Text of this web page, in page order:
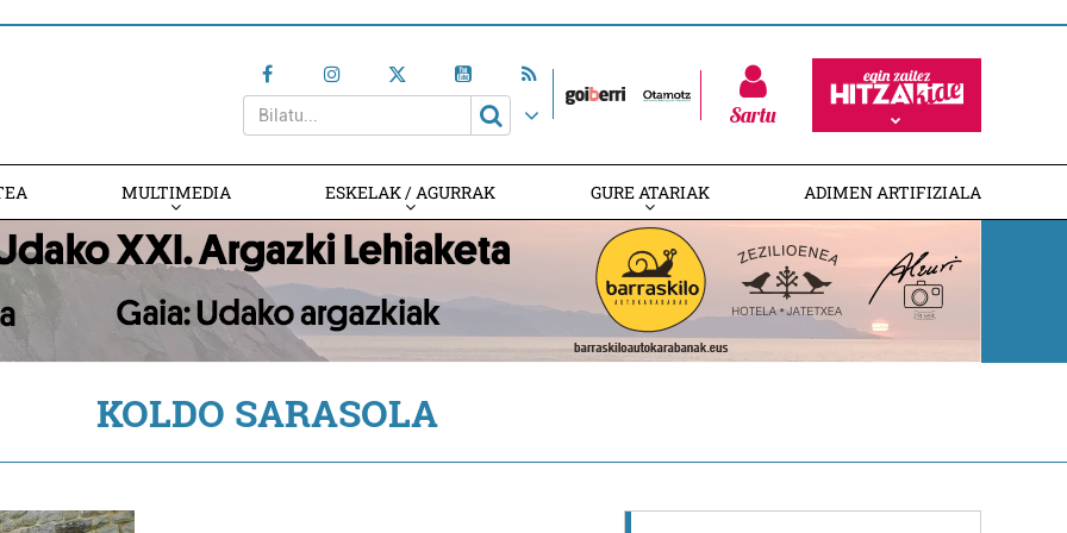
Sartu
MULTIMEDIA ESKELAK / AGURRAK GURE ATARIAK ADIMEN ARTIFIZIALA
KOLDO SARASOLA